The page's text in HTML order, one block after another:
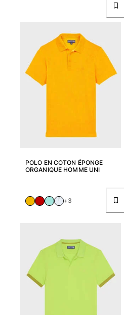
POLO EN COTON ÉPONGE
ORGANIQUE HOMME UNI
+3